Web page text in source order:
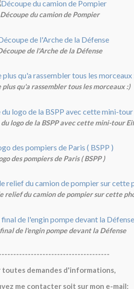
Découpe du camion de Pompier
de l'Arche de la Défense
plus qu'a rassembler tous les morceaux :)
logo de la BSPP avec cette mini-tour
des pompiers de Paris ( BSPP )
relief du camion de pompier sur cette
de l'engin pompe devant la Défense
toutes demandes d'informations,
me contacter soit sur mon e-mail: